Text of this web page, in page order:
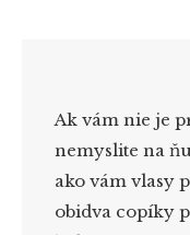
Ak vám nie je
nemyslite na
ako vám vlasy
obidva copíky